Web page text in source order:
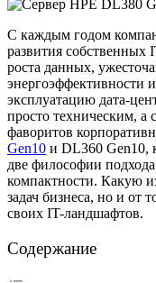
С каждым годом
развития собственных
роста данных,
энергоэффективности
эксплуатацию дата-
просто техническим, а
фаворитов
Gen10 и DL360 Gen10,
две философии
компактности. Какую
задач бизнеса, но и от
своих IT-ландшафтов.
Содержание